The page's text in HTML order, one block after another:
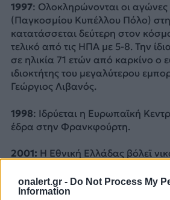
onalert.gr - Do Not Process My
Information
1997: Ολοκληρώνονται οι αγώνες
(Παγκοσμίου Κυπέλλου Πόλο)
κατατάσσεται δεύτερη στον
τελικό από τις ΗΠΑ με 5-8. Την
σε ηλικία 71 ετών από καρκίνο ο
ιδιοκτήτης του μεγαλύτερου
Γεώργιος Λιβανός.
1998: Ιδρύεται η Ευρωπαϊκή
έδρα στην Φρανκφούρτη.
2001: Η Εθνική Ελλάδας βόλεϊ
πλαίσια του World League.
με Νόμπελ μαθηματικός Τζον Νας